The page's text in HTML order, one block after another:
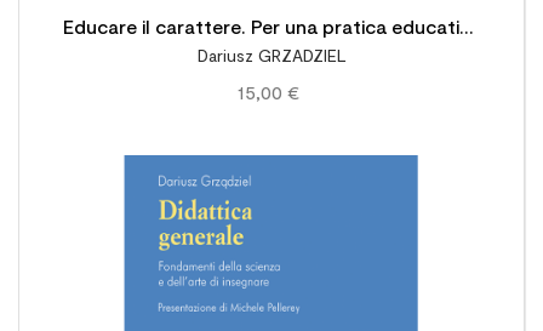
Educare il carattere. Per una pratica educativa
teoricamente fondata
Dariusz GRZADZIEL
15,00 €